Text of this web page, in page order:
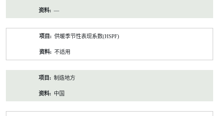
—
供暖季节性表现系数(HSPF)
不适用
制造地方
中国